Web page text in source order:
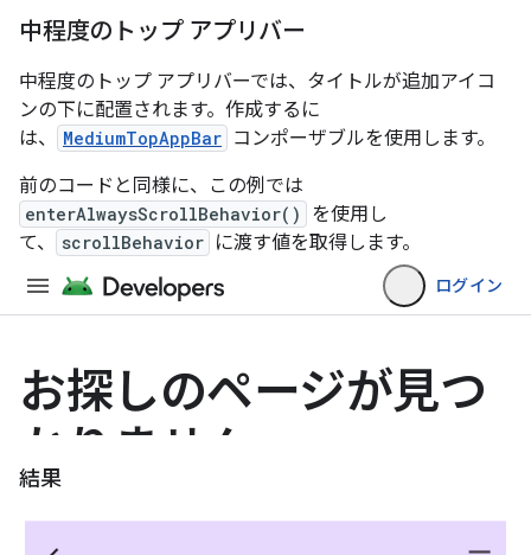
中程度のトップ アプリバー
中程度のトップ アプリバーでは、タイトルが追加アイコ
ンの下に配置されます。作成するに
は、
MediumTopAppBar コンポーザブルを使用します。
前のコードと同様に、この例では
enterAlwaysScrollBehavior()
を使用し
て、
scrollBehavior に渡す値を取得します。
結果